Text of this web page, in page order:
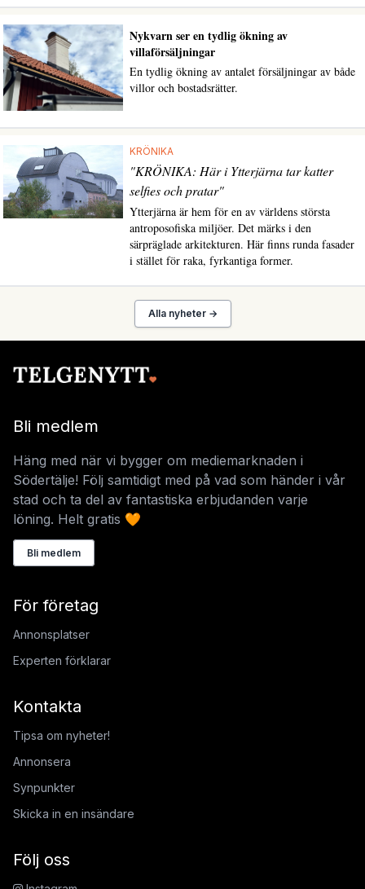
Nykvarn ser en tydlig ökning av
villaförsäljningar
En tydlig ökning av antalet försäljningar av både
villor och bostadsrätter.
KRÖNIKA
"KRÖNIKA: Här i Ytterjärna tar katter
selfies och pratar"
Ytterjärna är hem för en av världens största
antroposofiska miljöer. Det märks i den
särpräglade arkitekturen. Här finns runda fasader
i stället för raka, fyrkantiga former.
Alla nyheter →
Bli medlem
Häng med när vi bygger om mediemarknaden i
Södertälje! Följ samtidigt med på vad som händer i vår
stad och ta del av fantastiska erbjudanden varje
löning. Helt gratis 🧡
Bli medlem
För företag
Annonsplatser
Experten förklarar
Kontakta
Tipsa om nyheter!
Annonsera
Synpunkter
Skicka in en insändare
Följ oss